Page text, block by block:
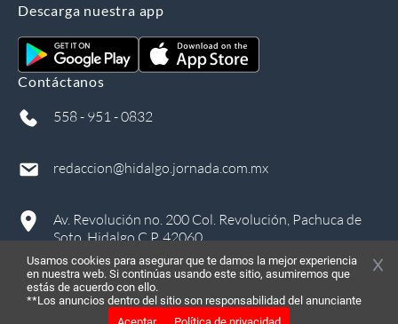
Descarga nuestra app
Contáctanos
558 - 951 - 0832
redaccion@hidalgo.jornada.com.mx
Av. Revolución no. 200 Col. Revolución, Pachuca de
Soto, Hidalgo C.P. 42060
Usamos cookies para asegurar que te damos la mejor experiencia
en nuestra web. Si continúas usando este sitio, asumiremos que
estás de acuerdo con ello.
**Los anuncios dentro del sitio son responsabilidad del anunciante
Aceptar
Política de privacidad